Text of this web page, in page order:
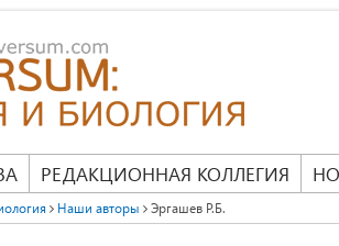
РЕДАКЦИОННАЯ КОЛЛЕГИЯ
Наши авторы Эргашев Р.Б.